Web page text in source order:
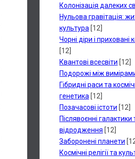
Колонізація далеких
Нульова гравітація:
культура [12]
Чорні діри і приховані
[12]
Квантові всесвіти [12]
Подорожі між
Гібридні раси та
генетика [12]
Позачасові істоти [12]
Післявоєнні галактики
відродження [12]
Заборонені планети
Космічні релігії та